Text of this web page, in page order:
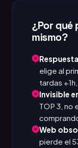
¿Por qué
mismo?
elige al
tardas
Invisible
TOP 3, no
Web
pierde el